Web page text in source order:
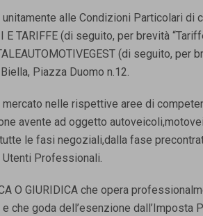
alle Condizioni Particolari di
TARIFFE (di seguito, per brevità
(di seguito, per
Piazza Duomo n.12.
nelle rispettive aree di
avente ad oggetto
le fasi negoziali,dalla fase
Utenti Professionali.
O GIURIDICA che opera
goda dell’esenzione dall’Imposta